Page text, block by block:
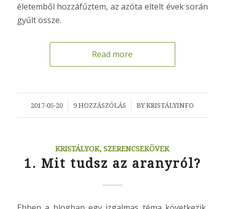
életemből hozzáfűztem, az azóta eltelt évek során
gyűlt össze.
Read more
2017-05-20
/ 9 HOZZÁSZÓLÁS
/ BYKRISTÁLYINFO
KRISTÁLYOK, SZERENCSEKÖVEK
1. Mit tudsz az aranyról?